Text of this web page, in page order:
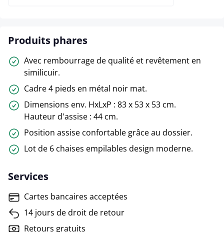
Produits phares
Avec rembourrage de qualité et revêtement en
similicuir.
Cadre 4 pieds en métal noir mat.
Dimensions env. HxLxP : 83 x 53 x 53 cm.
Hauteur d'assise : 44 cm.
Position assise confortable grâce au dossier.
Lot de 6 chaises empilables design moderne.
Services
Cartes bancaires acceptées
14 jours de droit de retour
Retours gratuits